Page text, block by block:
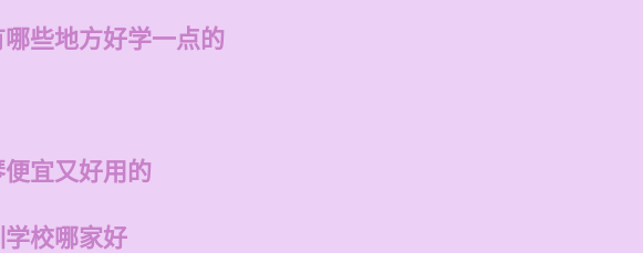
些地方好学一点的
宜又好用的
校哪家好